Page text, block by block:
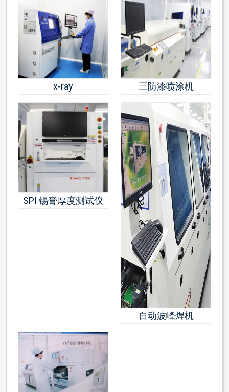
x-ray 三防漆喷涂机
SPI 锡膏厚度测试仪
自动波峰焊机